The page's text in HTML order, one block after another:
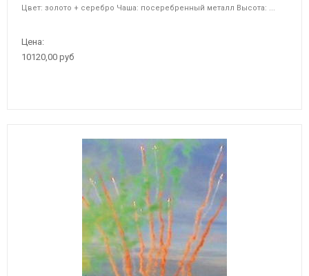
Цвет: золото + серебро Чаша: посеребренный металл Высота: ...
Цена:
10120,00 руб